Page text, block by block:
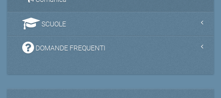
SCUOLE
DOMANDE FREQUENTI